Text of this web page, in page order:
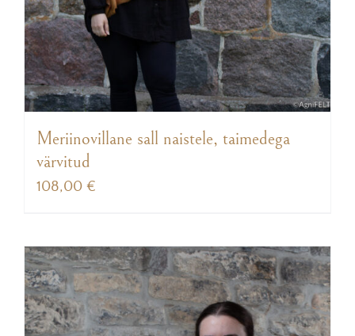
Meriinovillane sall naistele, taimedega
värvitud
108,00 €